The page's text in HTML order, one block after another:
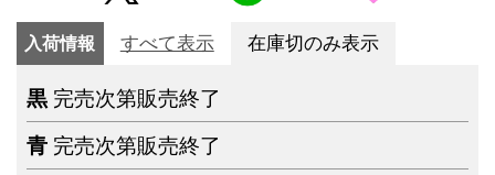
入荷情報 すべて表示 在庫切のみ表示
黒 完売次第販売終了
青 完売次第販売終了